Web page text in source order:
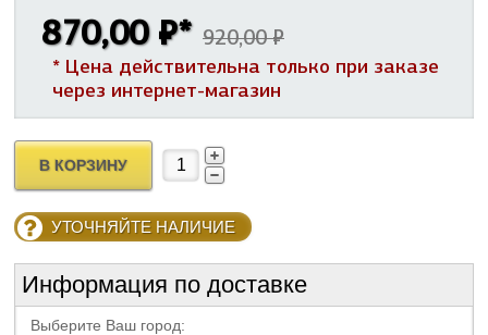
870,00 ₽* 920,00 ₽
* Цена действительна только при заказе
через интернет-магазин
В КОРЗИНУ
УТОЧНЯЙТЕ НАЛИЧИЕ
Информация по доставке
Выберите Ваш город: